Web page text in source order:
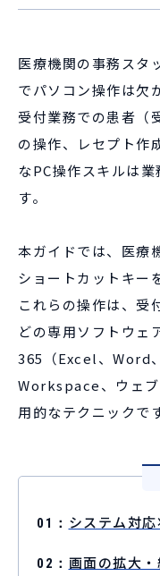
医療機関の事務スタ
でパソコン操作は欠
受付業務での患者（
の操作、レセプト作
なPC操作スキルは
す。
本ガイドでは、医療
ショートカットキー
これらの操作は、受
どの専用ソフトウ
365（Excel、
Workspace、ウェブ
用的なテクニックです
システム対
画面の拡大